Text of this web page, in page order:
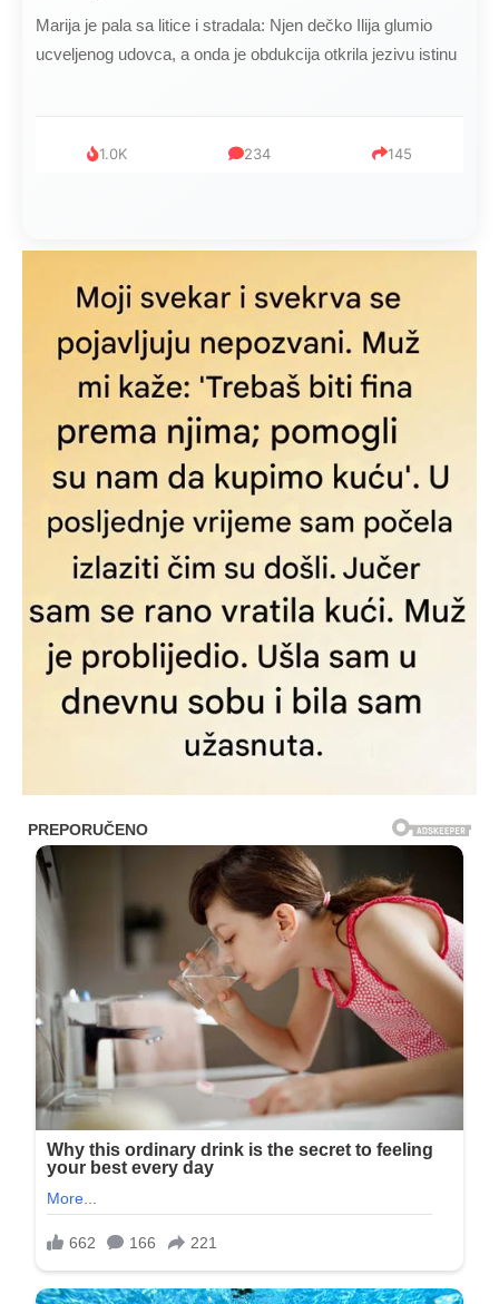
Kad se Marin suprug razbolio ona ga kupala, pelene mu
mijenjala: Jedno jutro je poslao po čokoladu..
999 321 234